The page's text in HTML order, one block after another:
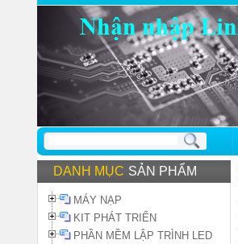
DANH MỤC SẢN PHẨM
MÁY NẠP
KIT PHÁT TRIỂN
PHẦN MỀM LẬP TRÌNH LED